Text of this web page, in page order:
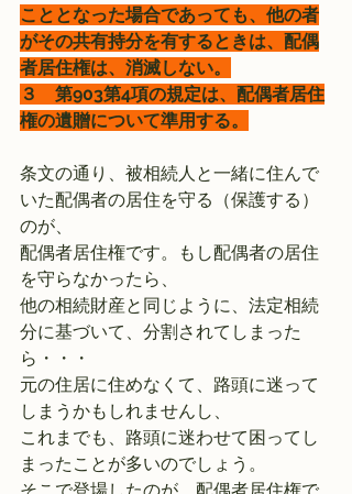
こととなった場合であっても、他の者
がその共有持分を有するときは、配偶
者居住権は、消滅しない。
３　第903第4項の規定は、配偶者居住
権の遺贈について準用する。
条文の通り、被相続人と一緒に住んで
いた配偶者の居住を守る（保護する）
のが、
配偶者居住権です。もし配偶者の居住
を守らなかったら、
他の相続財産と同じように、法定相続
分に基づいて、分割されてしまった
ら・・・
元の住居に住めなくて、路頭に迷って
しまうかもしれませんし、
これまでも、路頭に迷わせて困ってし
まったことが多いのでしょう。